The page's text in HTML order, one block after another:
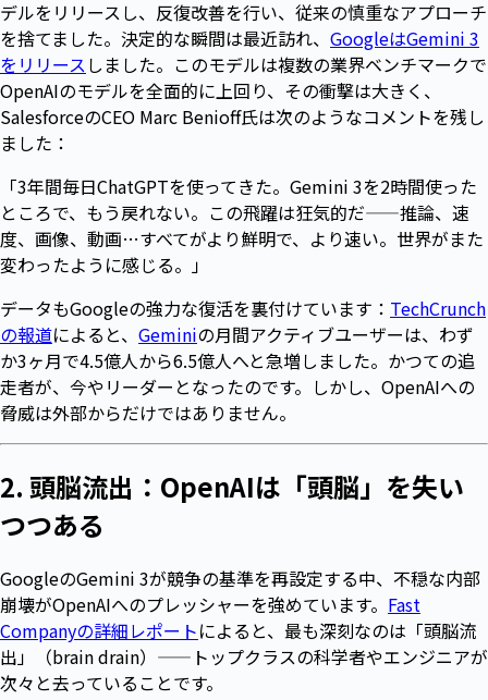
デルをリリースし、反復改善を行い、従来の慎重なアプローチ
を捨てました。決定的な瞬間は最近訪れ、 GoogleはGemini 3
をリリースしました。このモデルは複数の業界ベンチマークで
OpenAIのモデルを全面的に上回り、その衝撃は大きく、
SalesforceのCEO Marc Benioff氏は次のようなコメントを残し
ました：
「3年間毎日ChatGPTを使ってきた。Gemini 3を2時間使った
ところで、もう戻れない。この飛躍は狂気的だ——推論、速
度、画像、動画…すべてがより鮮明で、より速い。世界がまた
変わったように感じる。」
データもGoogleの強力な復活を裏付けています： TechCrunch
の報道によると、 Geminiの月間アクティブユーザーは、わず
か3ヶ月で4.5億人から6.5億人へと急増しました。かつての追
走者が、今やリーダーとなったのです。しかし、OpenAIへの
脅威は外部からだけではありません。
2. 頭脳流出：OpenAIは「頭脳」を失い
つつある
GoogleのGemini 3が競争の基準を再設定する中、不穏な内部
崩壊がOpenAIへのプレッシャーを強めています。 Fast
Companyの詳細レポートによると、最も深刻なのは「頭脳流
出」（brain drain）——トップクラスの科学者やエンジニアが
次々と去っていることです。